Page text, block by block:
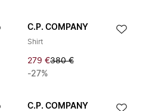
C.P. COMPANY
Shirt
279 €380 €
-27%
C.P. COMPANY